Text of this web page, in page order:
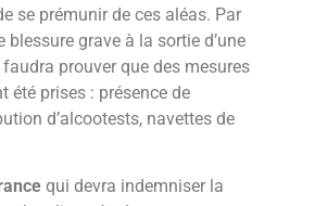
se prémunir de ces aléas. Par
blessure grave à la sortie d’une
prouver que des mesures
été prises : présence de
d’alcootests, navettes de
qui devra indemniser la